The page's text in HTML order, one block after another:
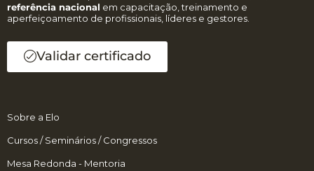
referência nacional em capacitação, treinamento e
aperfeiçoamento de profissionais, líderes e gestores.
Validar certificado
Sobre a Elo
Cursos / Seminários / Congressos
Mesa Redonda - Mentoria